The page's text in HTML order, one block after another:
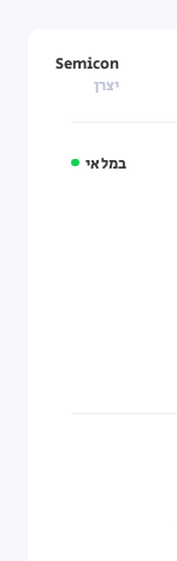
במלאי
Semicon
יצרן